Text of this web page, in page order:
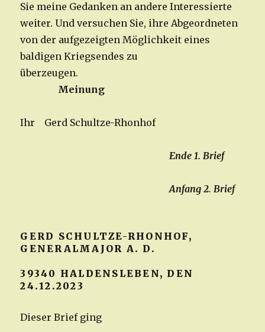
Sie meine Gedanken an andere Interessierte
weiter. Und versuchen Sie, ihre Abgeordneten
von der aufgezeigten Möglichkeit eines
baldigen Kriegsendes zu
überzeugen.
Meinung
Ihr Gerd Schultze-Rhonhof
Ende 1. Brief
Anfang 2. Brief
GERD SCHULTZE-RHONHOF,
GENERALMAJOR A. D.
39340 HALDENSLEBEN, DEN
24.12.2023
Dieser Brief ging